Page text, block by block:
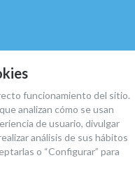
funcionamiento del sitio.
analizan cómo se usan
de usuario, divulgar
análisis de sus hábitos
o “Configurar” para